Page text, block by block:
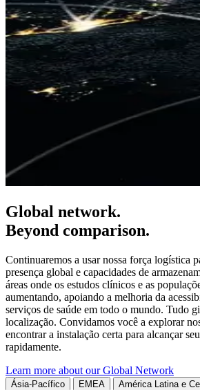
Global network.
Beyond comparison.
Continuaremos a usar nossa força logística
presença global e capacidades de
áreas onde os estudos clínicos e as
aumentando, apoiando a melhoria da
serviços de saúde em todo o mundo. Tudo
localização. Convidamos você a explorar
encontrar a instalação certa para alcançar
rapidamente.
Learn more about our Global Network
Ásia-Pacífico EMEA
América Latina e